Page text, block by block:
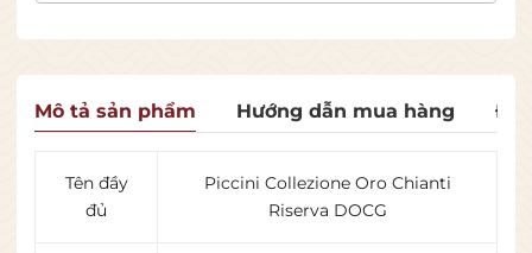
Mô tả sản phẩm Hướng dẫn mua hàng
Tên đầy
đủ
Piccini Collezione Oro Chianti
Riserva DOCG